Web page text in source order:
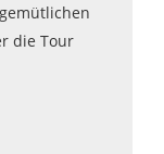
die Tour